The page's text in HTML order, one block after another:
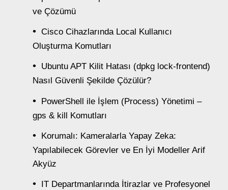
ve Çözümü
Cisco Cihazlarında Local Kullanıcı
Oluşturma Komutları
Ubuntu APT Kilit Hatası (dpkg lock-frontend)
Nasıl Güvenli Şekilde Çözülür?
PowerShell ile İşlem (Process) Yönetimi –
gps & kill Komutları
Korumalı: Kameralarla Yapay Zeka:
Yapılabilecek Görevler ve En İyi Modeller Arif
Akyüz
IT Departmanlarında İtirazlar ve Profesyonel